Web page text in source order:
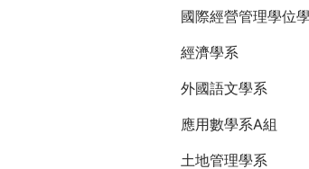
國際經營管理學位
經濟學系
外國語文學系
應用數學系A組
土地管理學系